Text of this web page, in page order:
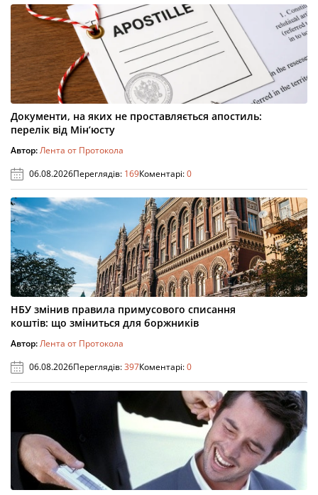
Документи, на яких не проставляється апостиль:
перелік від Мін’юсту
Автор:Лента от Протокола
06.08.2026Переглядів: 169Коментарі:0
НБУ змінив правила примусового списання
коштів: що зміниться для боржників
Автор:Лента от Протокола
06.08.2026Переглядів:397Коментарі:0